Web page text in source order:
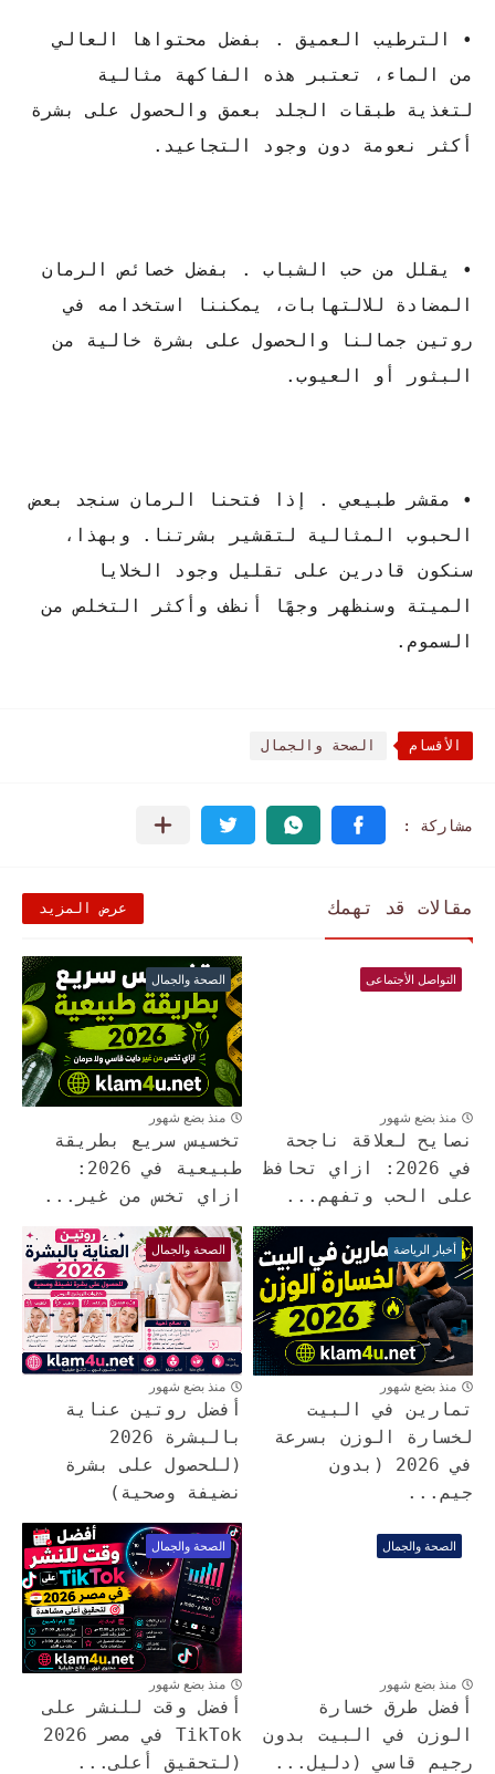
• الترطيب العميق . بفضل محتواها العالي
من الماء، تعتبر هذه الفاكهة مثالية
لتغذية طبقات الجلد بعمق والحصول على بشرة
أكثر نعومة دون وجود التجاعيد.
• يقلل من حب الشباب . بفضل خصائص الرمان
المضادة للالتهابات، يمكننا استخدامه في
روتين جمالنا والحصول على بشرة خالية من
البثور أو العيوب.
• مقشر طبيعي . إذا فتحنا الرمان سنجد بعض
الحبوب المثالية لتقشير بشرتنا. وبهذا،
سنكون قادرين على تقليل وجود الخلايا
الميتة وسنظهر وجهًا أنظف وأكثر التخلص من
السموم.
الأقسام الصحة والجمال
مقالات قد تهمك عرض المزيد
التواصل الأجتماعى
منذ بضع شهور
نصايح لعلاقة ناجحة
في 2026: ازاي تحافظ
على الحب وتفهم...
الصحة والجمال
منذ بضع شهور
تخسيس سريع بطريقة
طبيعية في 2026:
ازاي تخس من غير...
أخبار الرياضة
منذ بضع شهور
تمارين في البيت
لخسارة الوزن بسرعة
في 2026 (بدون
جيم...
الصحة والجمال
منذ بضع شهور
أفضل روتين عناية
بالبشرة 2026
(للحصول على بشرة
نضيفة وصحية)
الصحة والجمال
منذ بضع شهور
أفضل طرق خسارة
الوزن في البيت بدون
رجيم قاسي (دليل...
الصحة والجمال
منذ بضع شهور
أفضل وقت للنشر على
TikTok في مصر 2026
(لتحقيق أعلى...